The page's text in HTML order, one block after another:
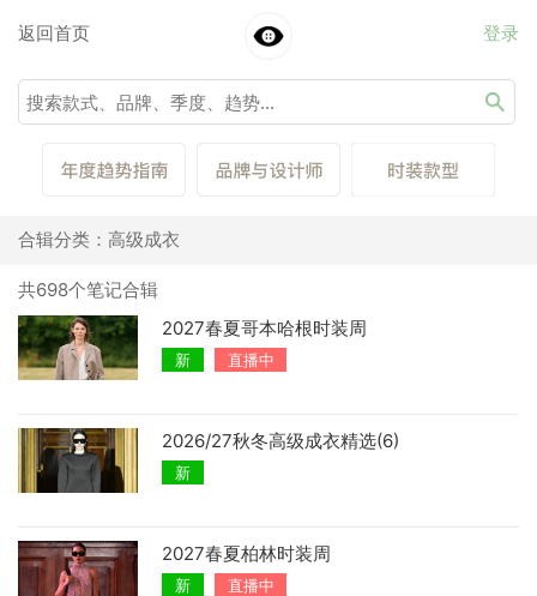
返回首页 登录
合辑分类：高级成衣
共698个笔记合辑
2027春夏哥本哈根时装周
新 直播中
2026/27秋冬高级成衣精选(6)
新
2027春夏柏林时装周
新 直播中